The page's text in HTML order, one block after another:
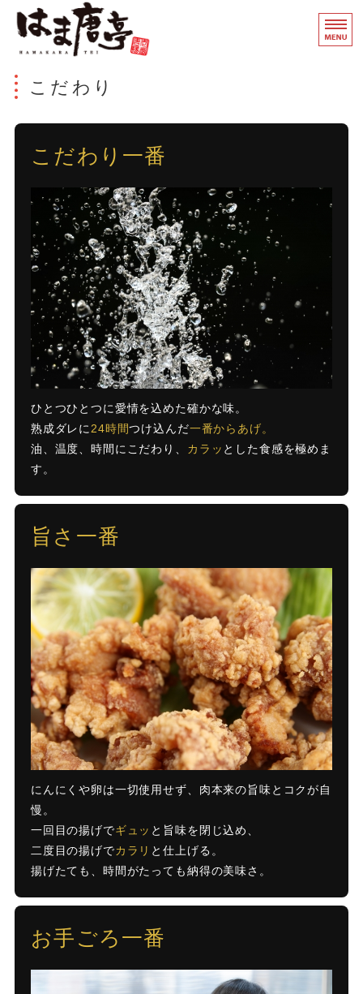
ホーム
こだわり
おしながき
お知らせ
こだわり
こだわり一番
ひとつひとつに愛情を込めた確かな味。
熟成ダレに24時間つけ込んだ一番からあげ。
油、温度、時間にこだわり、 カラッ とした食感を極めま
す。
旨さ一番
にんにくや卵は一切使用せず、肉本来の旨味とコクが自
慢。
一回目の揚げでギュッ と旨味を閉じ込め、
二度目の揚げでカラリ と仕上げる。
揚げたても、時間がたっても納得の美味さ。
お手ごろ一番